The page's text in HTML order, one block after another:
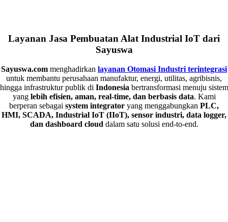
Layanan Jasa Pembuatan Alat Industrial IoT dari
Sayuswa
Sayuswa.com menghadirkan layanan Otomasi Industri terintegrasi
untuk membantu perusahaan manufaktur, energi, utilitas, agribisnis,
hingga infrastruktur publik di Indonesiabertransformasi menuju sistem
yang lebih efisien, aman, real-time, dan berbasis data. Kami
berperan sebagai system integrator yang menggabungkan PLC,
HMI, SCADA, Industrial IoT (IIoT), sensor industri, data logger,
dan dashboard clouddalam satu solusi end-to-end.